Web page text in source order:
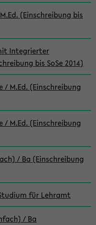
(Einschreibung bis
Integrierter
bis SoSe 2014)
/ M.Ed. (Einschreibung
/ M.Ed. (Einschreibung
/ Ba (Einschreibung
für Lehramt
/ Ba